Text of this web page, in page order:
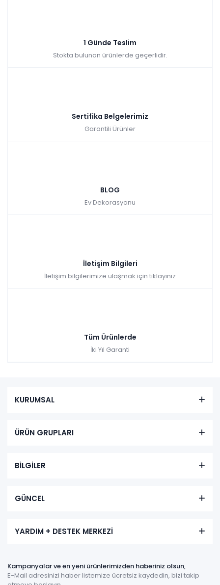
1 Günde Teslim
Stokta bulunan ürünlerde geçerlidir.
Sertifika Belgelerimiz
Garantili Ürünler
BLOG
Ev Dekorasyonu
İletişim Bilgileri
İletişim bilgilerimize ulaşmak için tıklayınız
Tüm Ürünlerde
İki Yıl Garanti
KURUMSAL
ÜRÜN GRUPLARI
BİLGİLER
GÜNCEL
YARDIM + DESTEK MERKEZİ
Kampanyalar ve en yeni ürünlerimizden haberiniz olsun,
E-Mail adresinizi haber listemize ücretsiz kaydedin, bizi takip